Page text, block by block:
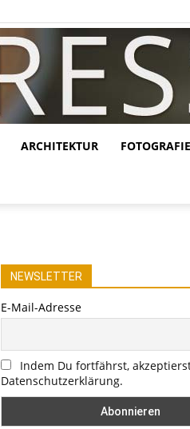
ARCHITEKTUR FOTOGRAFIE
NEWSLETTER
E-Mail-Adresse
Indem Du fortfährst,
Datenschutzerklärung.